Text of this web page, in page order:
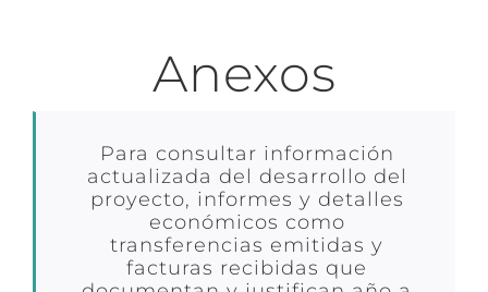
Anexos
Para consultar información
actualizada del desarrollo del
proyecto, informes y detalles
económicos como
transferencias emitidas y
facturas recibidas que